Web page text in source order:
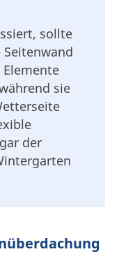
sollte
sie
der